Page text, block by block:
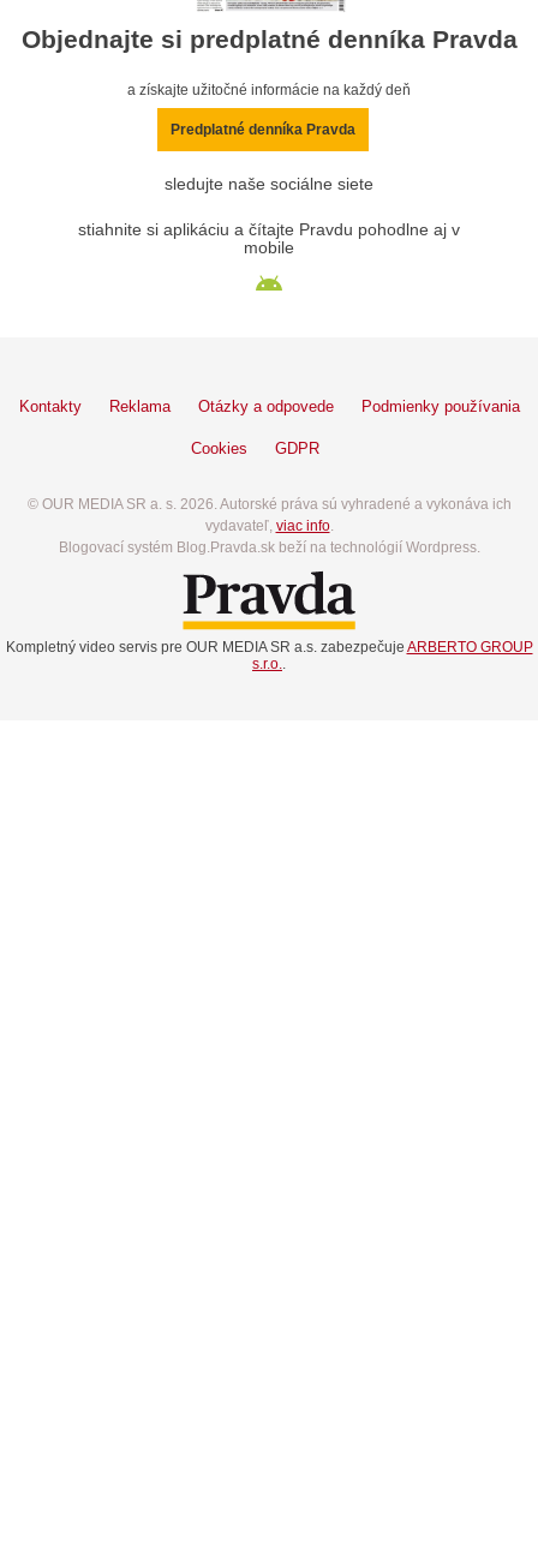
Objednajte si predplatné denníka Pravda
a získajte užitočné informácie na každý deň
Predplatné denníka Pravda
sledujte naše sociálne siete
stiahnite si aplikáciu a čítajte Pravdu pohodlne aj v
mobile
Kontakty Reklama Otázky a odpovede Podmienky používania
Cookies GDPR
© OUR MEDIA SR a. s. 2026. Autorské práva sú vyhradené a vykonáva ich
vydavateľ, viac info.
Blogovací systém Blog.Pravda.sk beží na technológií Wordpress.
Kompletný video servis pre OUR MEDIA SR a.s. zabezpečuje ARBERTO GROUP
s.r.o.